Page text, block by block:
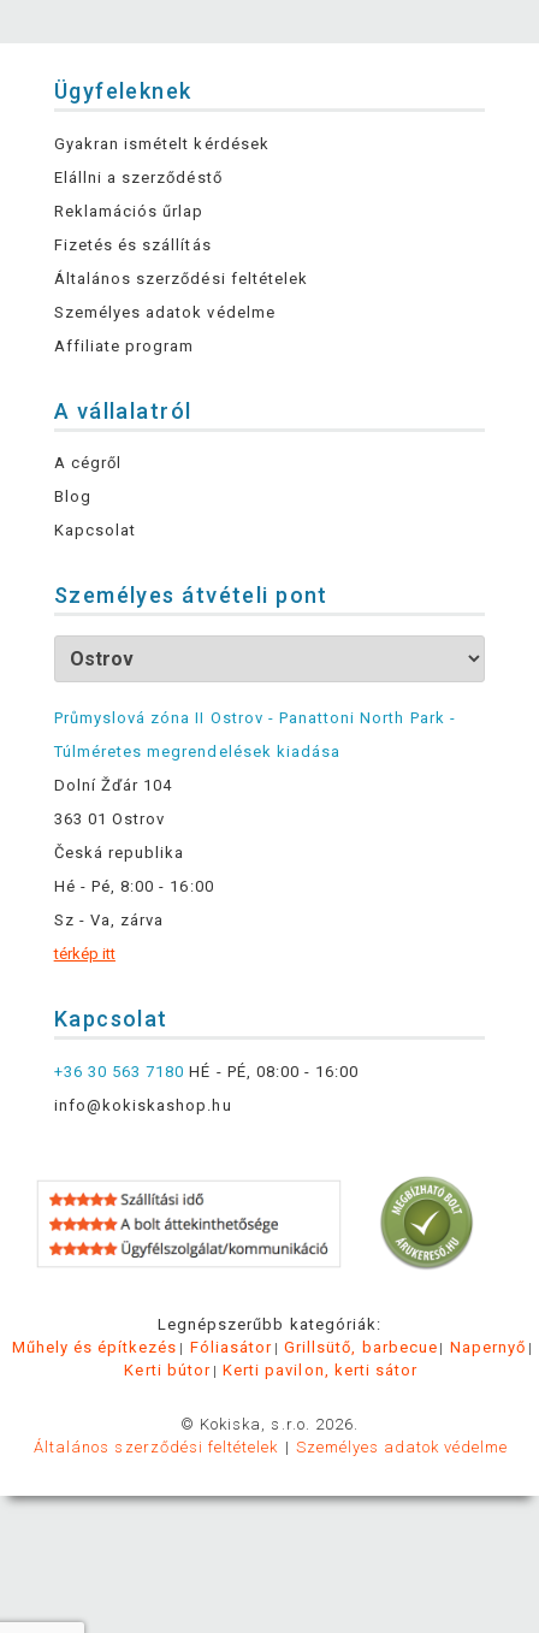
Ügyfeleknek
Gyakran ismételt kérdések
Elállni a szerződéstő
Reklamációs űrlap
Fizetés és szállítás
Általános szerződési feltételek
Személyes adatok védelme
Affiliate program
A vállalatról
A cégről
Blog
Kapcsolat
Személyes átvételi pont
Průmyslová zóna II Ostrov - Panattoni North Park -
Túlméretes megrendelések kiadása
Dolní Žďár 104
363 01 Ostrov
Česká republika
Hé - Pé, 8:00 - 16:00
Sz - Va, zárva
térkép itt
Kapcsolat
+36 30 563 7180 HÉ - PÉ, 08:00 - 16:00
info@kokiskashop.hu
Legnépszerűbb kategóriák:
Műhely és építkezés
Fóliasátor Grillsütő, barbecue
Napernyő
Kerti bútor
Kerti pavilon, kerti sátor
© Kokiska, s.r.o. 2026.
Általános szerződési feltételek
Személyes adatok védelme